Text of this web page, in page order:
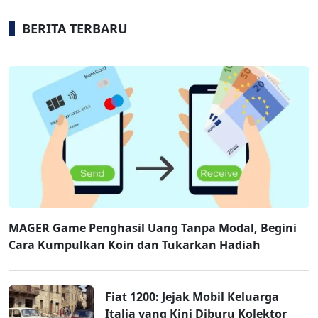
BERITA TERBARU
MAGER Game Penghasil Uang Tanpa Modal, Begini
Cara Kumpulkan Koin dan Tukarkan Hadiah
Fiat 1200: Jejak Mobil Keluarga
Italia yang Kini Diburu Kolektor